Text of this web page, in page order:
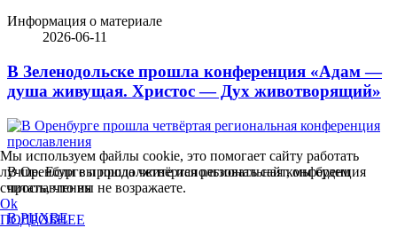
Информация о материале
2026-06-11
В Зеленодольске прошла конференция «Адам —
душа живущая. Христос — Дух животворящий»
В Оренбурге прошла четвёртая региональная конференция
прославления
В РЦХВЕ
Мы используем файлы cookie, это помогает сайту работать
лучше. Если вы продолжите использовать сайт, мы будем
считать, что вы не возражаете.
Ok
ПОДРОБНЕЕ